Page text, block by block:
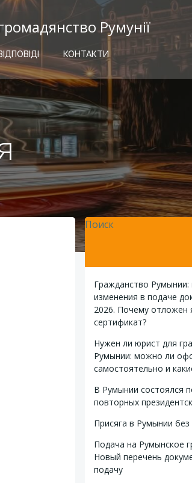
Румунії
КОНТАКТИ
Поиск
Гражданство
изменения в подаче
2026. Почему отложен
сертификат?
Нужен ли юрист для
Румынии: можно ли
самостоятельно и
В Румынии состоялся
повторных
Присяга в Румынии без
Подача на Румынское
Новый перечень
подачу